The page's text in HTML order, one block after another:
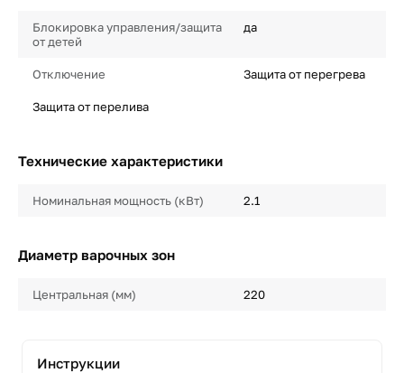
Блокировка управления/защита
от детей
да
Отключение Защита от перегрева
Защита от перелива
Технические характеристики
Номинальная мощность (кВт) 2.1
Диаметр варочных зон
Центральная (мм) 220
Инструкции